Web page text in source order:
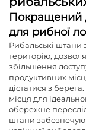
Покращений
для рибної
Рибальські
територію,
збільшення
продуктивних
дістатися з
місця для
обережне
штани